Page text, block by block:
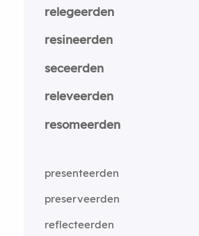
relegeerden
resineerden
seceerden
releveerden
resomeerden
presenteerden
preserveerden
reflecteerden